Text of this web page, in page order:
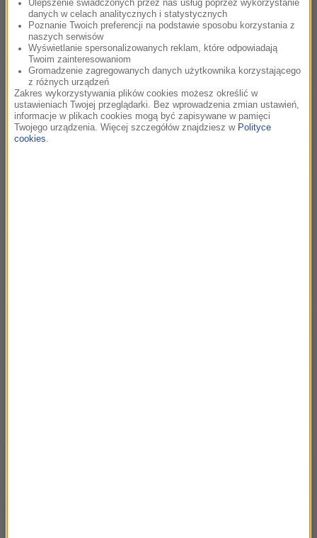
jak wygląda od środka uniwersum Pieśni Współczesnych i
gdzie...
Inne Podcasty RMF Classic:
Ulepszenie świadczonych przez nas usług poprzez wykorzystanie
danych w celach analitycznych i statystycznych
Poznanie Twoich preferencji na podstawie sposobu korzystania z
naszych serwisów
Wyświetlanie spersonalizowanych reklam, które odpowiadają
Twoim zainteresowaniom
Gromadzenie zagregowanych danych użytkownika korzystającego
z różnych urządzeń
Zakres wykorzystywania plików cookies możesz określić w
ustawieniach Twojej przeglądarki. Bez wprowadzenia zmian ustawień,
informacje w plikach cookies mogą być zapisywane w pamięci
Twojego urządzenia. Więcej szczegółów znajdziesz w Polityce
cookies.